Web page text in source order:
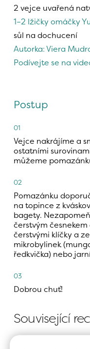
2 vejce uvařená
1–2 lžičky omáčky
sůl na dochucení
Autorka: Viera
Podívejte se na
Postup
01
Vejce nakrájíme a
ostatními
můžeme
02
Pomazánku
na topince z
bagety.
čerstvým
čerstvými klíčky a
mikrobylinek
ředkvička) nebo
03
Dobrou chuť!
Související